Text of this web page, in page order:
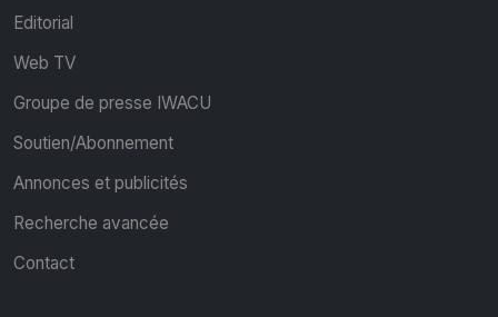
Editorial
Web TV
Groupe de presse IWACU
Soutien/Abonnement
Annonces et publicités
Recherche avancée
Contact